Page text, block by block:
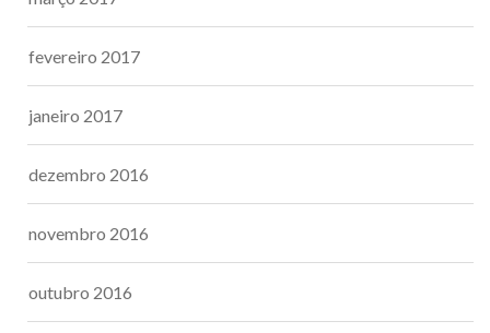
fevereiro 2017
janeiro 2017
dezembro 2016
novembro 2016
outubro 2016